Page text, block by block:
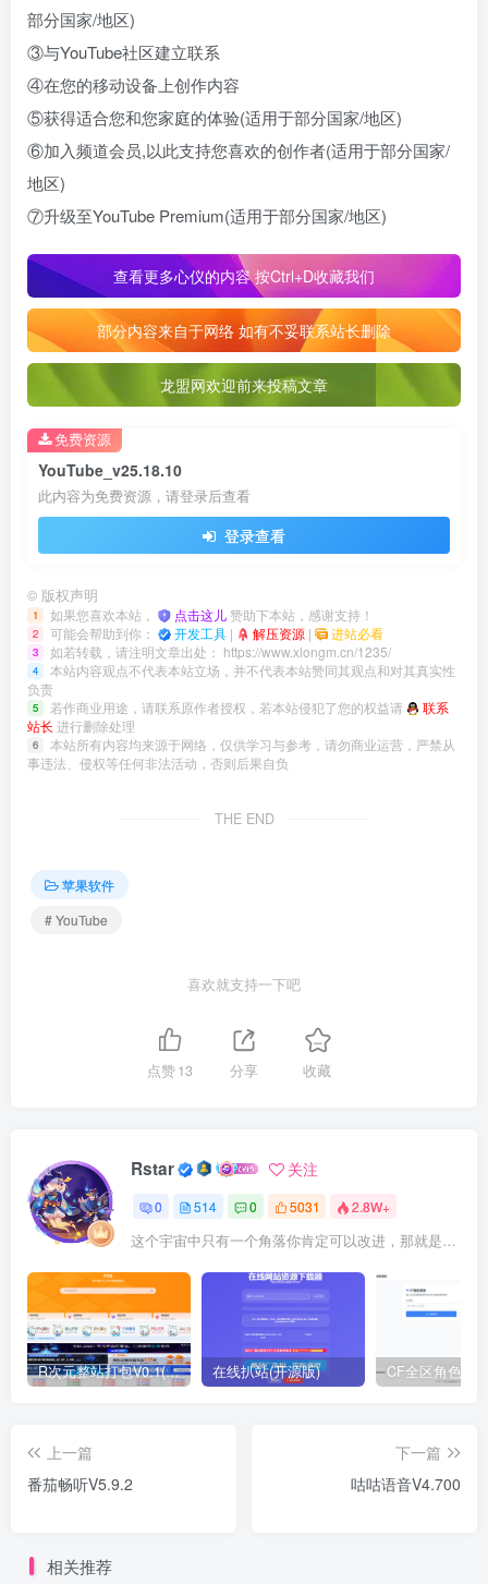
部分国家/地区)
③与YouTube社区建立联系
④在您的移动设备上创作内容
⑤获得适合您和您家庭的体验(适用于部分国家/地区)
⑥加入频道会员,以此支持您喜欢的创作者(适用于部分国家/
地区)
⑦升级至YouTube Premium(适用于部分国家/地区)
查看更多心仪的内容 按Ctrl+D收藏我们
部分内容来自于网络 如有不妥联系站长删除
龙盟网欢迎前来投稿文章
YouTube_v25.18.10
此内容为免费资源，请登录后查看
登录查看
免费资源
© 版权声明
1 如果您喜欢本站， 点击这儿赞助下本站，感谢支持！
2 可能会帮助到你： 开发工具 | 解压资源 | 进站必看
3 如若转载，请注明文章出处： https://www.xlongm.cn/1235/
4
本站内容观点不代表本站立场，并不代表本站赞同其观点和对其真实性
负责
5 若作商业用途，请联系原作者授权，若本站侵犯了您的权益请
联系
站长 进行删除处理
6
本站所有内容均来源于网络，仅供学习与参考，请勿商业运营，严禁从
事违法、侵权等任何非法活动，否则后果自负
THE END
苹果软件
# YouTube
喜欢就支持一下吧
点赞13 分享 收藏
Rstar 关注
0 514 0 5031 2.8W+
这个宇宙中只有一个角落你肯定可以改进，那就是你自己
R次元整站打包V0.1(原创) 在线扒站(开源版) CF全区角色查
上一篇
番茄畅听V5.9.2
下一篇
咕咕语音V4.700
相关推荐